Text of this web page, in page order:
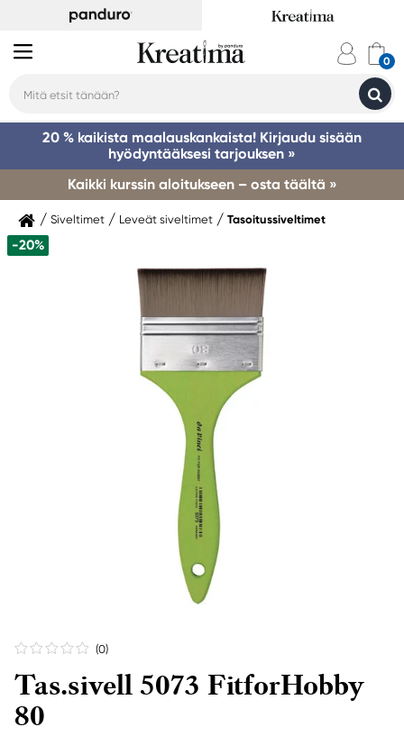
20 % kaikista maalauskankaista! Kirjaudu sisään
hyödyntääksesi tarjouksen »
Kaikki kurssin aloitukseen – osta täältä »
Siveltimet Leveät siveltimet Tasoitussiveltimet
-20%
(0)
Tas.sivell 5073 FitforHobby
80